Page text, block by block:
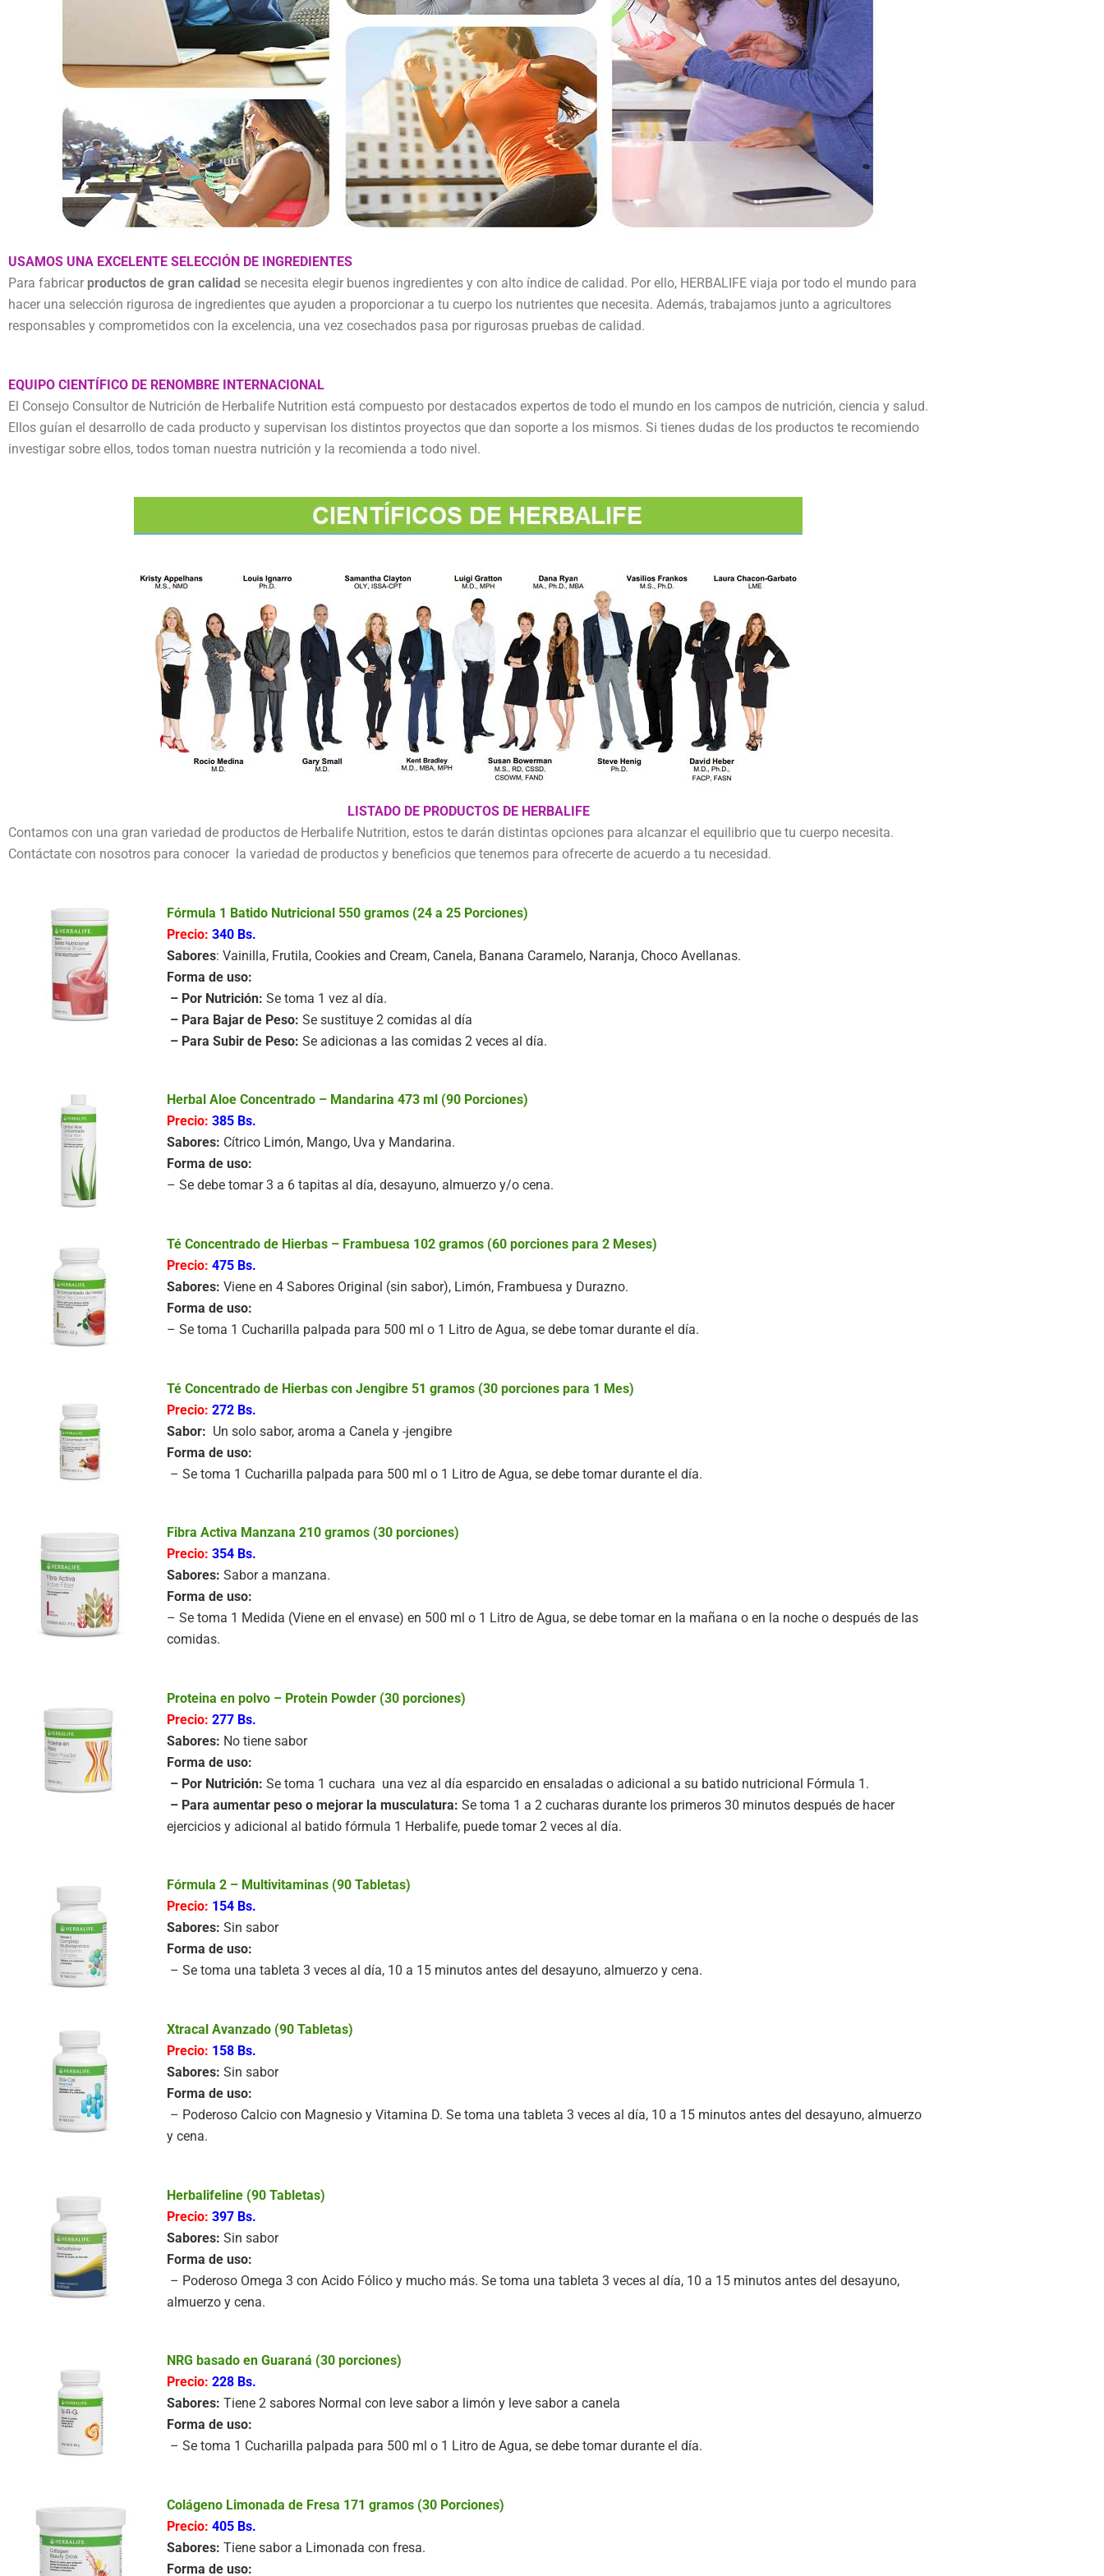
USAMOS UNA EXCELENTE SELECCIÓN DE INGREDIENTES
Para fabricar productos de gran calidad se necesita elegir buenos ingredientes y con alto índice de calidad. Por ello, HERBALIFE viaja por todo el mundo para
hacer una selección rigurosa de ingredientes que ayuden a proporcionar a tu cuerpo los nutrientes que necesita. Además, trabajamos junto a agricultores
responsables y comprometidos con la excelencia, una vez cosechados pasa por rigurosas pruebas de calidad.
EQUIPO CIENTÍFICO DE RENOMBRE INTERNACIONAL
El Consejo Consultor de Nutrición de Herbalife Nutrition está compuesto por destacados expertos de todo el mundo en los campos de nutrición, ciencia y salud.
Ellos guían el desarrollo de cada producto y supervisan los distintos proyectos que dan soporte a los mismos. Si tienes dudas de los productos te recomiendo
investigar sobre ellos, todos toman nuestra nutrición y la recomienda a todo nivel.
LISTADO DE PRODUCTOS DE HERBALIFE
Contamos con una gran variedad de productos de Herbalife Nutrition, estos te darán distintas opciones para alcanzar el equilibrio que tu cuerpo necesita.
Contáctate con nosotros para conocer la variedad de productos y beneficios que tenemos para ofrecerte de acuerdo a tu necesidad.
Fórmula 1 Batido Nutricional 550 gramos (24 a 25 Porciones)
Precio:340 Bs.
Sabores: Vainilla, Frutila, Cookies and Cream, Canela, Banana Caramelo, Naranja, Choco Avellanas.
Forma de uso:
– Por Nutrición: Se toma 1 vez al día.
– Para Bajar de Peso: Se sustituye 2 comidas al día
– Para Subir de Peso: Se adicionas a las comidas 2 veces al día.
Herbal Aloe Concentrado – Mandarina 473 ml (90 Porciones)
Precio:385 Bs.
Sabores: Cítrico Limón, Mango, Uva y Mandarina.
Forma de uso:
– Se debe tomar 3 a 6 tapitas al día, desayuno, almuerzo y/o cena.
Té Concentrado de Hierbas – Frambuesa 102 gramos (60 porciones para 2 Meses)
Precio:475 Bs.
Sabores:Viene en 4 Sabores Original (sin sabor), Limón, Frambuesa y Durazno.
Forma de uso:
– Se toma 1 Cucharilla palpada para 500 ml o 1 Litro de Agua, se debe tomar durante el día.
Té Concentrado de Hierbas con Jengibre 51 gramos (30 porciones para 1 Mes)
Precio:272 Bs.
Sabor: Un solo sabor, aroma a Canela y -jengibre
Forma de uso:
– Se toma 1 Cucharilla palpada para 500 ml o 1 Litro de Agua, se debe tomar durante el día.
Fibra Activa Manzana 210 gramos (30 porciones)
Precio:354 Bs.
Sabores:Sabor a manzana.
Forma de uso:
– Se toma 1 Medida (Viene en el envase) en 500 ml o 1 Litro de Agua, se debe tomar en la mañana o en la noche o después de las
comidas.
Proteina en polvo – Protein Powder (30 porciones)
Precio:277 Bs.
Sabores: No tiene sabor
Forma de uso:
– Por Nutrición: Se toma 1 cuchara una vez al día esparcido en ensaladas o adicional a su batido nutricional Fórmula 1.
– Para aumentar peso o mejorar la musculatura: Se toma 1 a 2 cucharas durante los primeros 30 minutos después de hacer
ejercicios y adicional al batido fórmula 1 Herbalife, puede tomar 2 veces al día.
Fórmula 2 – Multivitaminas (90 Tabletas)
Precio: 154 Bs.
Sabores: Sin sabor
Forma de uso:
– Se toma una tableta 3 veces al día, 10 a 15 minutos antes del desayuno, almuerzo y cena.
Xtracal Avanzado (90 Tabletas)
Precio: 158 Bs.
Sabores: Sin sabor
Forma de uso:
– Poderoso Calcio con Magnesio y Vitamina D. Se toma una tableta 3 veces al día, 10 a 15 minutos antes del desayuno, almuerzo
y cena.
Herbalifeline (90 Tabletas)
Precio:397 Bs.
Sabores: Sin sabor
Forma de uso:
– Poderoso Omega 3 con Acido Fólico y mucho más. Se toma una tableta 3 veces al día, 10 a 15 minutos antes del desayuno,
almuerzo y cena.
NRG basado en Guaraná (30 porciones)
Precio:228 Bs.
Sabores: Tiene 2 sabores Normal con leve sabor a limón y leve sabor a canela
Forma de uso:
– Se toma 1 Cucharilla palpada para 500 ml o 1 Litro de Agua, se debe tomar durante el día.
Colágeno Limonada de Fresa 171 gramos (30 Porciones)
Precio:405 Bs.
Sabores: Tiene sabor a Limonada con fresa.
Forma de uso: